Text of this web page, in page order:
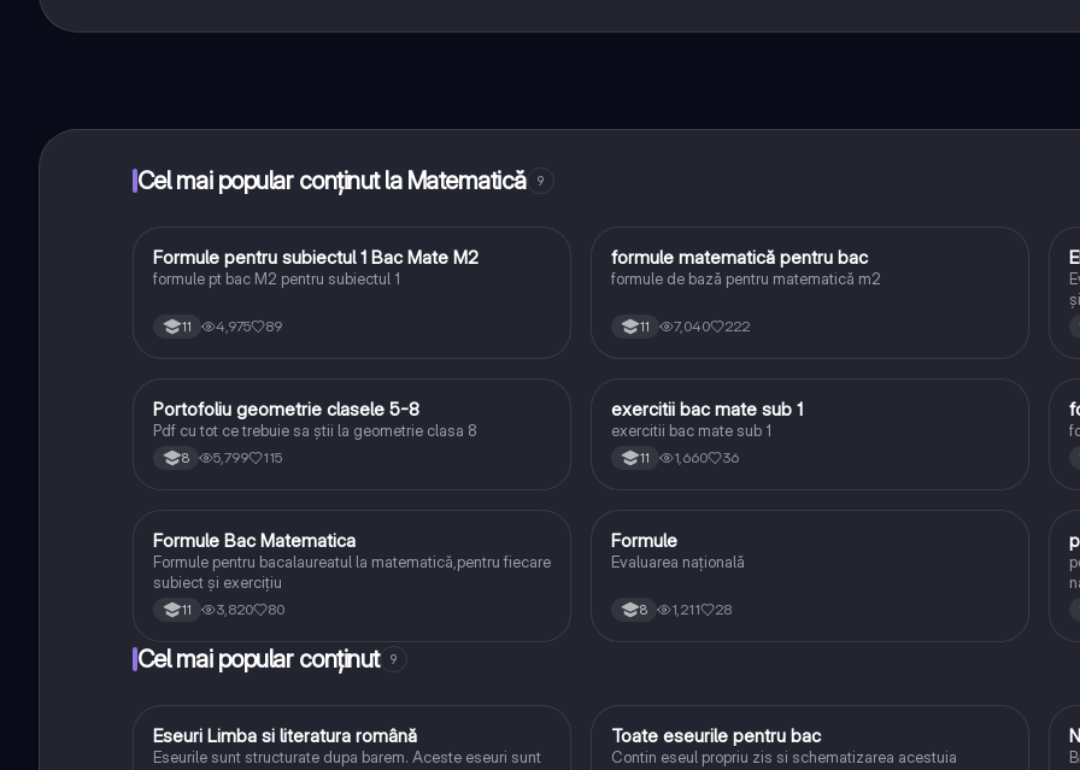
distanță. În plus, câștigă puncte ca să deblochezi mai multe funcționalități!
Cel mai popular conținut la Matematică 9
Matematică
Formule pentru subiectul 1 Bac Mate M2
formule pt bac M2 pentru subiectul 1
11 4,975 89
Matematică
formule matematică pentru bac
formule de bază pentru matematică m2
11 7,040 222
Matematică
Portofoliu geometrie clasele 5-8
Pdf cu tot ce trebuie sa știi la geometrie clasa 8
8 5,799 115
Matematică
exercitii bac mate sub 1
exercitii bac mate sub 1
11 1,660 36
Matematică
Formule Bac Matematica
Formule pentru bacalaureatul la matematică,pentru fiecare
subiect și exercițiu
11 3,820 80
Matematică
Formule
Evaluarea națională
8 1,211 28
Cel mai popular conținut 9
Limba și literatura română
Eseuri Limba si literatura română
Eseurile sunt structurate dupa barem. Aceste eseuri sunt
Limba și literatura română
Toate eseurile pentru bac
Contin eseul propriu zis si schematizarea acestuia